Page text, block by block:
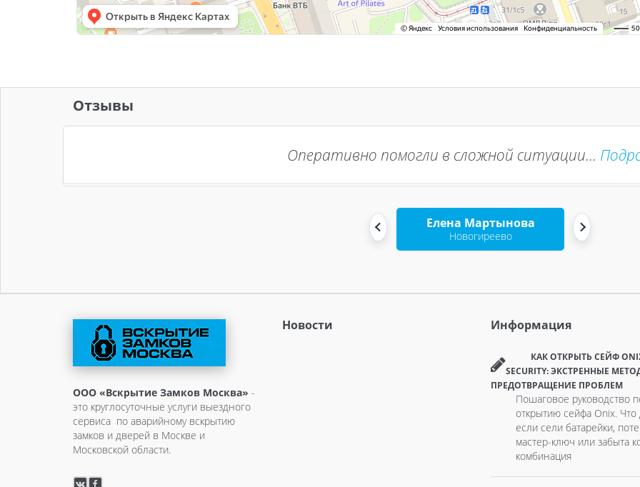
Отзывы
Оперативно помогли в сложной ситуации...
Елена Мартынова
Новогиреево
ООО «Вскрытие Замков Москва» -
это круглосуточные услуги выездного
сервиса по аварийному вскрытию
замков и дверей в Москве и
Московской области.
Новости Информация
КАК ОТКРЫТЬ СЕЙФ
SECURITY: ЭКСТРЕННЫЕ
ПРЕДОТВРАЩЕНИЕ ПРОБЛЕМ
Пошаговое руководство
открытию сейфа Onix. Что
если сели батарейки,
мастер-ключ или забыта
комбинация